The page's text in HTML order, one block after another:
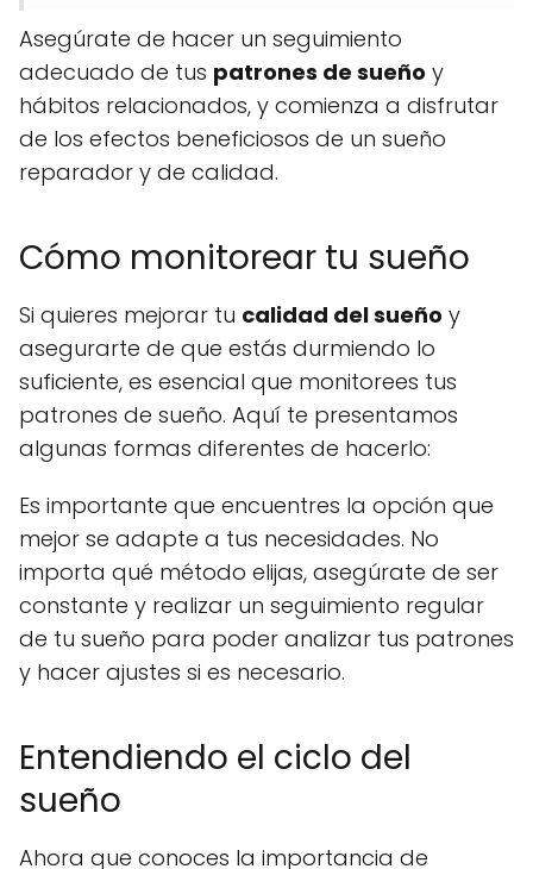
Asegúrate de hacer un seguimiento
adecuado de tus patrones de sueño y
hábitos relacionados, y comienza a disfrutar
de los efectos beneficiosos de un sueño
reparador y de calidad.
Cómo monitorear tu sueño
Si quieres mejorar tu calidad del sueño y
asegurarte de que estás durmiendo lo
suficiente, es esencial que monitorees tus
patrones de sueño. Aquí te presentamos
algunas formas diferentes de hacerlo:
Es importante que encuentres la opción que
mejor se adapte a tus necesidades. No
importa qué método elijas, asegúrate de ser
constante y realizar un seguimiento regular
de tu sueño para poder analizar tus patrones
y hacer ajustes si es necesario.
Entendiendo el ciclo del
sueño
Ahora que conoces la importancia de